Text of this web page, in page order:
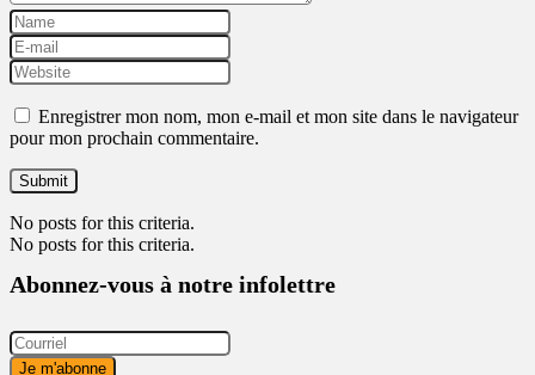
Enregistrer mon nom, mon e-mail et mon site dans le navigateur
pour mon prochain commentaire.
No posts for this criteria.
No posts for this criteria.
Abonnez-vous à notre infolettre